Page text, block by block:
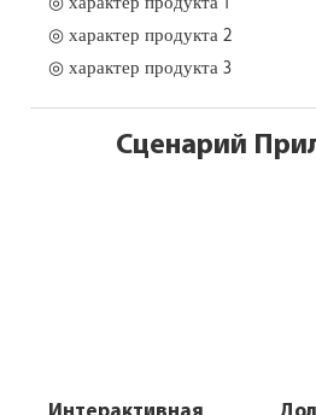
◎ характер продукта 2
◎ характер продукта 3
Сценарий